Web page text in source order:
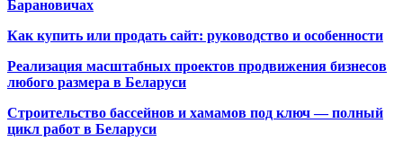
Барановичах
Как купить или продать сайт: руководство и особенности
Реализация масштабных проектов продвижения бизнесов
любого размера в Беларуси
Строительство бассейнов и хамамов под ключ — полный
цикл работ в Беларуси